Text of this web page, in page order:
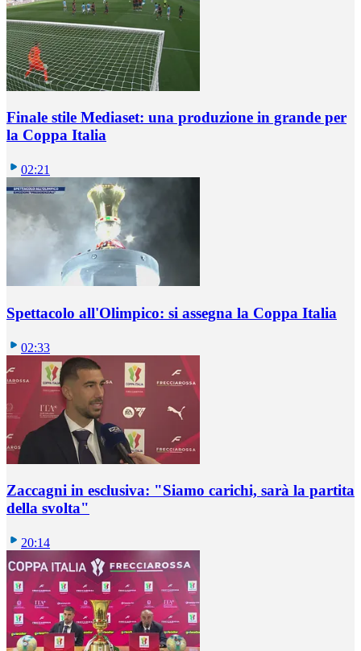
Finale stile Mediaset: una produzione in grande per
la Coppa Italia
02:21
Spettacolo all'Olimpico: si assegna la Coppa Italia
02:33
Zaccagni in esclusiva: "Siamo carichi, sarà la partita
della svolta"
20:14